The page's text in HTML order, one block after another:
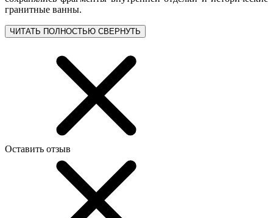
гранитные ванны.
ЧИТАТЬ ПОЛНОСТЬЮ СВЕРНУТЬ
Оставить отзыв